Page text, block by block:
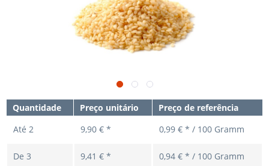
Quantidade Preço unitário
Preço de referência
Até 2 9,90 € * 0,99 € * / 100 Gramm
De 3 9,41 € * 0,94 € * / 100 Gramm